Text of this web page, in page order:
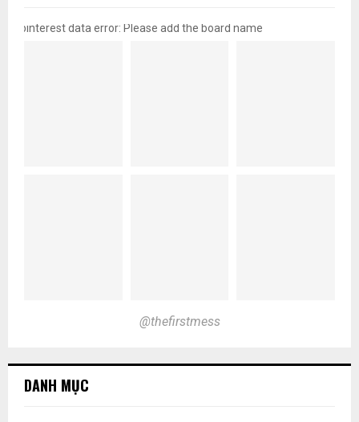
pinterest data error: Please add the board name
@thefirstmess
DANH MỤC